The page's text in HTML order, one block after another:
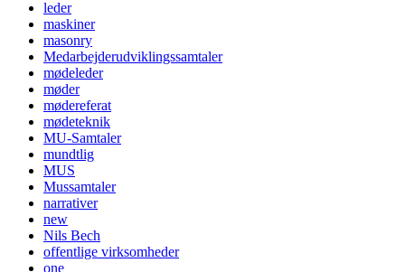
leder
maskiner
masonry
Medarbejderudviklingssamtaler
mødeleder
møder
mødereferat
mødeteknik
MU-Samtaler
mundtlig
MUS
Mussamtaler
narrativer
new
Nils Bech
offentlige virksomheder
one